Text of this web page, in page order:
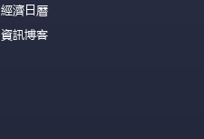
經濟日曆
資訊博客